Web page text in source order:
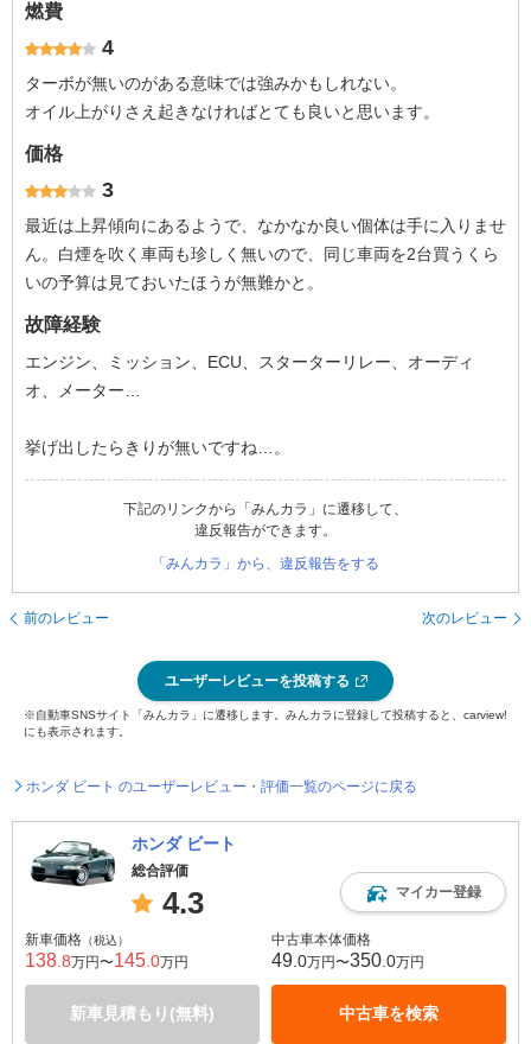
燃費
4
ターボが無いのがある意味では強みかもしれない。
オイル上がりさえ起きなければとても良いと思います。
価格
3
最近は上昇傾向にあるようで、なかなか良い個体は手に入りませ
ん。白煙を吹く車両も珍しく無いので、同じ車両を2台買うくら
いの予算は見ておいたほうが無難かと。
故障経験
エンジン、ミッション、ECU、スターターリレー、オーディ
オ、メーター…
挙げ出したらきりが無いですね…。
下記のリンクから「みんカラ」に遷移して、
違反報告ができます。
「みんカラ」から、違反報告をする
前のレビュー 次のレビュー
ユーザーレビューを投稿する
※自動車SNSサイト「みんカラ」に遷移します。みんカラに登録して投稿すると、carview!
にも表示されます。
ホンダ ビート のユーザーレビュー・評価一覧のページに戻る
ホンダ ビート
総合評価
4.3 マイカー登録
新車価格 （税込）
138 .8万円〜145 .0万円
新車見積もり(無料)
中古車本体価格
49 .0万円〜350 .0万円
中古車を検索